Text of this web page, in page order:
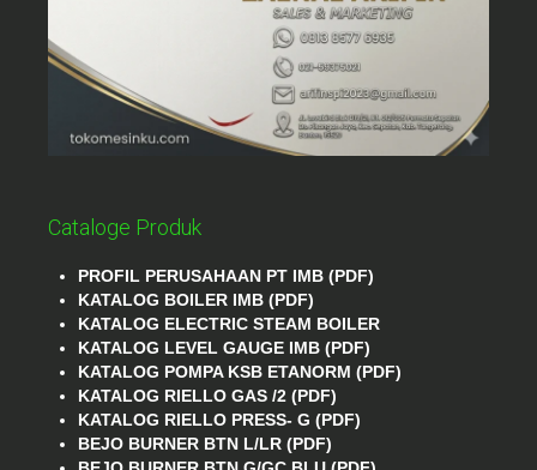
Cataloge Produk
PROFIL PERUSAHAAN PT IMB (PDF)
KATALOG BOILER IMB (PDF)
KATALOG ELECTRIC STEAM BOILER
KATALOG LEVEL GAUGE IMB (PDF)
KATALOG POMPA KSB ETANORM (PDF)
KATALOG RIELLO GAS /2 (PDF)
KATALOG RIELLO PRESS- G (PDF)
BEJO BURNER BTN L/LR (PDF)